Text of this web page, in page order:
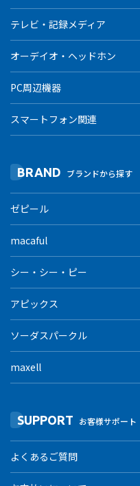
テレビ・記録メディア
オーデイオ・ヘッドホン
PC周辺機器
スマートフォン関連
BRAND ブランドから探す
ゼピール
macaful
シー・シー・ピー
アピックス
ソーダスパークル
maxell
SUPPORT お客様サポート
よくあるご質問